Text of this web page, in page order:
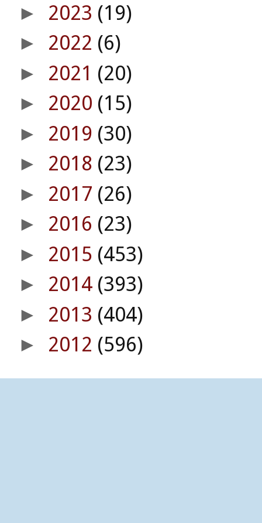
► 2023 (19)
► 2022 (6)
► 2021 (20)
► 2020 (15)
► 2019 (30)
► 2018 (23)
► 2017 (26)
► 2016 (23)
► 2015 (453)
► 2014 (393)
► 2013 (404)
► 2012 (596)